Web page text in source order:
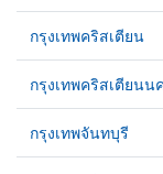
กรุงเทพคริสเตียน
กรุงเทพคริสเตียนน
กรุงเทพจันทบุรี